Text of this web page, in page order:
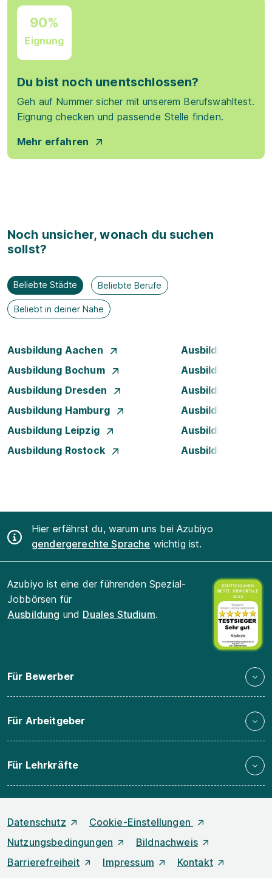
90%
Eignung
Du bist noch unentschlossen?
Geh auf Nummer sicher mit unserem Berufswahltest.
Eignung checken und passende Stelle finden.
Mehr erfahren
Noch unsicher, wonach du suchen
sollst?
Beliebte Städte Beliebte Berufe
Beliebt in deiner Nähe
Ausbildung Aachen
Ausbildung
Ausbildung Bochum
Ausbildung Bonn
Ausbildung Dresden
Ausbildung
Ausbildung Hamburg
Ausbildung
Ausbildung Leipzig
Ausbildung
Ausbildung Rostock
Ausbildung
Hier erfährst du, warum uns bei Azubiyo
gendergerechte Sprache wichtig ist.
Azubiyo ist eine der führenden Spezial-
Jobbörsen für
Ausbildung und Duales Studium.
Für Bewerber
Für Arbeitgeber
Für Lehrkräfte
Datenschutz
Cookie-Einstellungen
Nutzungsbedingungen
Bildnachweis
Barrierefreiheit
Impressum
Kontakt